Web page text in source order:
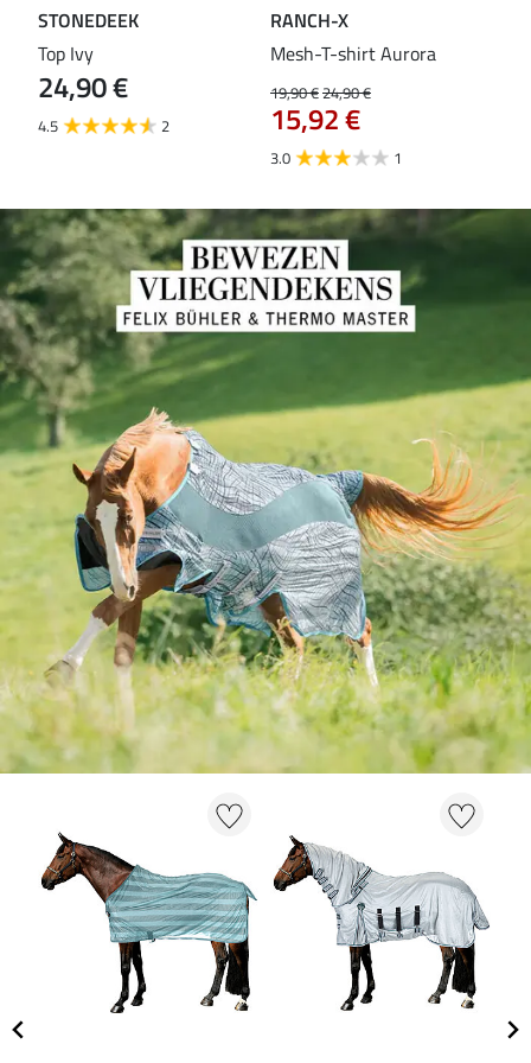
STONEDEEK
Top Ivy
24,90 €
4.5 2
RANCH-X
Mesh-T-shirt Aurora
19,90 €24,90 €
15,92 €
3.0 1